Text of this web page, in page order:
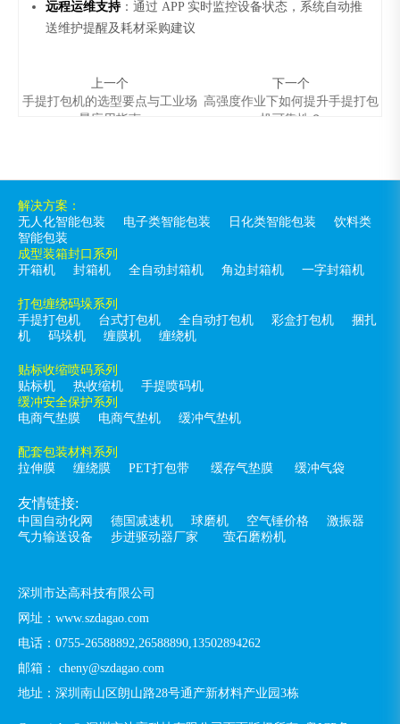
远程运维支持：通过 APP 实时监控设备状态，系统自动推
送维护提醒及耗材采购建议
上一个
手提打包机的选型要点与工业场
景应用指南
下一个
高强度作业下如何提升手提打包
机可靠性？
解决方案：
无人化智能包装
电子类智能包装 日化类智能包装
饮料类
智能包装
成型装箱封口系列
开箱机
封箱机 全自动封箱机 角边封箱机 一字封箱机
打包缠绕码垛系列
手提打包机
台式打包机 全自动打包机 彩盒打包机
捆扎
机
码垛机 缠膜机 缠绕机
贴标收缩喷码系列
贴标机
热收缩机
手提喷码机
缓冲安全保护系列
电商气垫膜
电商气垫机 缓冲气垫机
配套包装材料系列
拉伸膜
缠绕膜 PET打包带 缓存气垫膜 缓冲气袋
友情链接:
中国自动化网 德国减速机 球磨机 空气锤价格
激振器
气力输送设备
步进驱动器厂家 萤石磨粉机
深圳市达高科技有限公司
网址：www.szdagao.com
电话：0755-26588892,26588890,13502894262
邮箱： cheny@szdagao.com
地址：深圳南山区朗山路28号通产新材料产业园3栋